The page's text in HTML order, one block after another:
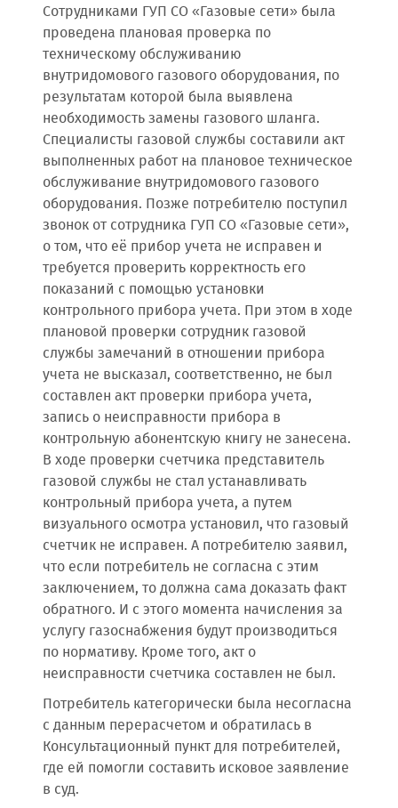
Сотрудниками ГУП СО «Газовые сети» была
проведена плановая проверка по
техническому обслуживанию
внутридомового газового оборудования, по
результатам которой была выявлена
необходимость замены газового шланга.
Специалисты газовой службы составили акт
выполненных работ на плановое техническое
обслуживание внутридомового газового
оборудования. Позже потребителю поступил
звонок от сотрудника ГУП СО «Газовые сети»,
о том, что её прибор учета не исправен и
требуется проверить корректность его
показаний с помощью установки
контрольного прибора учета. При этом в ходе
плановой проверки сотрудник газовой
службы замечаний в отношении прибора
учета не высказал, соответственно, не был
составлен акт проверки прибора учета,
запись о неисправности прибора в
контрольную абонентскую книгу не занесена.
В ходе проверки счетчика представитель
газовой службы не стал устанавливать
контрольный прибора учета, а путем
визуального осмотра установил, что газовый
счетчик не исправен. А потребителю заявил,
что если потребитель не согласна с этим
заключением, то должна сама доказать факт
обратного. И с этого момента начисления за
услугу газоснабжения будут производиться
по нормативу. Кроме того, акт о
неисправности счетчика составлен не был.
Потребитель категорически была несогласна
с данным перерасчетом и обратилась в
Консультационный пункт для потребителей,
где ей помогли составить исковое заявление
в суд.